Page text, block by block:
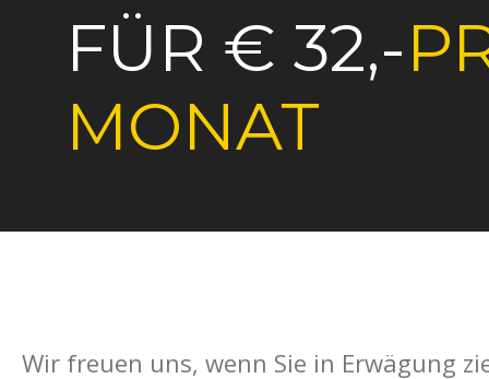
FÜR € 32,-
MONAT
Wir freuen uns, wenn Sie in Erwägung